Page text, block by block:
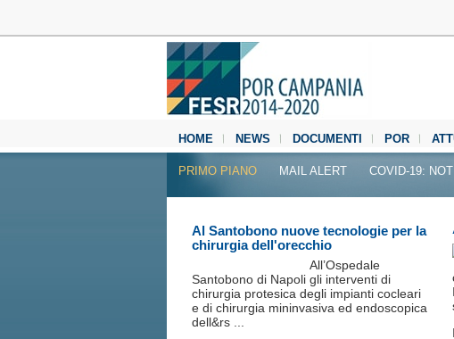
HOME NEWS DOCUMENTI POR
MEDIA CENTER
PRIMO PIANO MAIL ALERT COVID-19:
Al Santobono nuove tecnologie per la
chirurgia dell'orecchio
All’Ospedale
Santobono di Napoli gli interventi di
chirurgia protesica degli impianti cocleari
e di chirurgia mininvasiva ed endoscopica
dell&rs ...